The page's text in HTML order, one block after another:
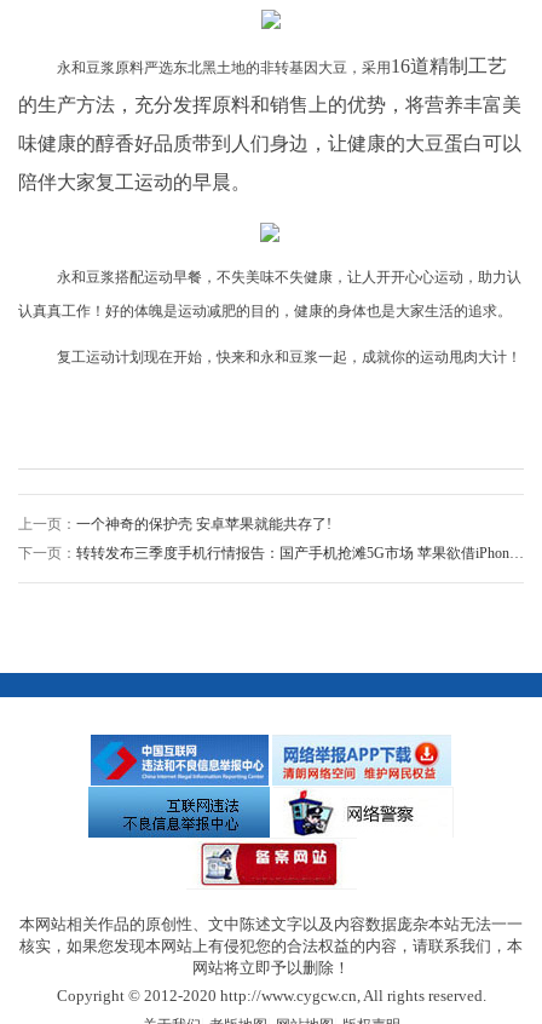
永和豆浆原料严选东北黑土地的非转基因大豆，采用 16道精制工艺
的生产方法，充分发挥原料和销售上的优势，将营养丰富美
味健康的醇香好品质带到人们身边，让健康的大豆蛋白可以
陪伴大家复工运动的早晨。
永和豆浆搭配运动早餐，不失美味不失健康，让人开开心心运动，助力认
认真真工作！好的体魄是运动减肥的目的，健康的身体也是大家生活的追求。
复工运动计划现在开始，快来和永和豆浆一起，成就你的运动甩肉大计！
上一页： 一个神奇的保护壳 安卓苹果就能共存了!
下一页： 转转发布三季度手机行情报告：国产手机抢滩5G市场 苹果欲借iPhone 11夺回“失地”
本网站相关作品的原创性、文中陈述文字以及内容数据庞杂本站无法一一
核实，如果您发现本网站上有侵犯您的合法权益的内容，请联系我们，本
网站将立即予以删除！
Copyright © 2012-2020 http://www.cygcw.cn, All rights reserved.